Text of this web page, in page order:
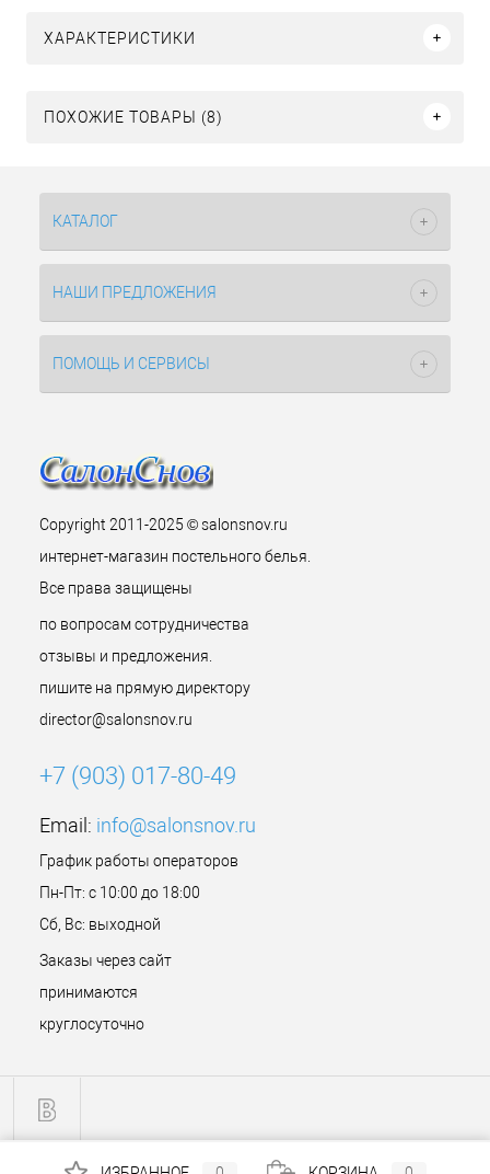
ХАРАКТЕРИСТИКИ
ПОХОЖИЕ ТОВАРЫ (8)
КАТАЛОГ
НАШИ ПРЕДЛОЖЕНИЯ
ПОМОЩЬ И СЕРВИСЫ
Copyright 2011-2025 © salonsnov.ru
интернет-магазин постельного белья.
Все права защищены
по вопросам сотрудничества
отзывы и предложения.
пишите на прямую директору
director@salonsnov.ru
+7 (903) 017-80-49
Email: info@salonsnov.ru
График работы операторов
Пн-Пт: с 10:00 до 18:00
Сб, Вс: выходной
Заказы через сайт
принимаются
круглосуточно